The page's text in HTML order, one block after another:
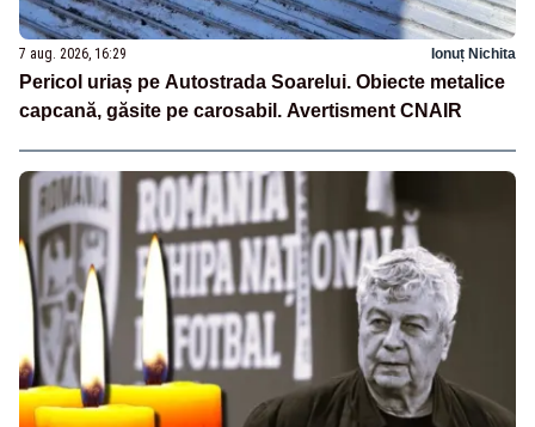
7 aug. 2026, 16:29 Ionuț Nichita
Pericol uriaș pe Autostrada Soarelui. Obiecte metalice
capcană, găsite pe carosabil. Avertisment CNAIR